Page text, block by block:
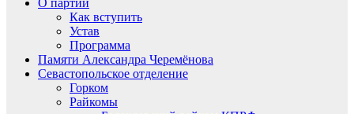
О партии
Как вступить
Устав
Программа
Памяти Александра Черемёнова
Севастопольское отделение
Горком
Райкомы